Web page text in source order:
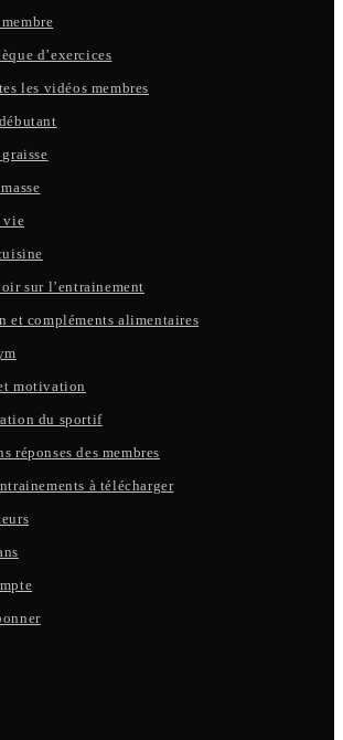
d’exercices
les vidéos membres
vie
sur l’entrainement
et compléments alimentaires
motivation
du sportif
réponses des membres
à télécharger